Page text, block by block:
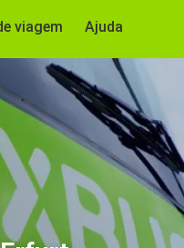
viagem Ajuda